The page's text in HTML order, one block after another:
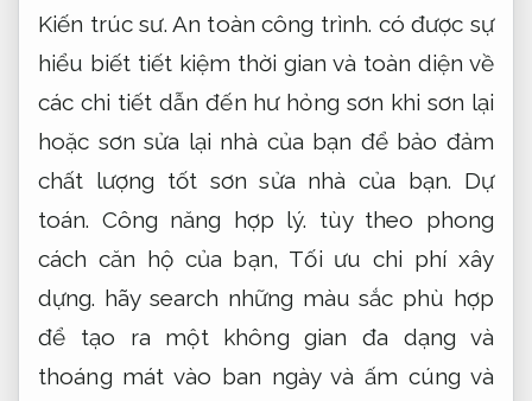
Kiến trúc sư. An toàn công trình. có được sự
hiểu biết tiết kiệm thời gian và toàn diện về
các chi tiết dẫn đến hư hỏng sơn khi sơn lại
hoặc sơn sửa lại nhà của bạn để bảo đảm
chất lượng tốt sơn sửa nhà của bạn. Dự
toán. Công năng hợp lý. tùy theo phong
cách căn hộ của bạn, Tối ưu chi phí xây
dựng. hãy search những màu sắc phù hợp
để tạo ra một không gian đa dạng và
thoáng mát vào ban ngày và ấm cúng và